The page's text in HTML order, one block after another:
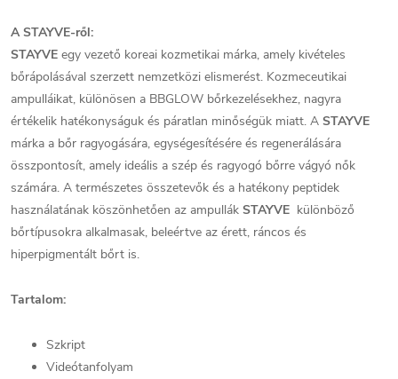
A STAYVE-ről:
STAYVE egy vezető koreai kozmetikai márka, amely kivételes
bőrápolásával szerzett nemzetközi elismerést. Kozmeceutikai
ampulláikat, különösen a BBGLOW bőrkezelésekhez, nagyra
értékelik hatékonyságuk és páratlan minőségük miatt. A STAYVE
márka a bőr ragyogására, egységesítésére és regenerálására
összpontosít, amely ideális a szép és ragyogó bőrre vágyó nők
számára. A természetes összetevők és a hatékony peptidek
használatának köszönhetően az ampullák STAYVE különböző
bőrtípusokra alkalmasak, beleértve az érett, ráncos és
hiperpigmentált bőrt is.
Tartalom:
Szkript
Videótanfolyam